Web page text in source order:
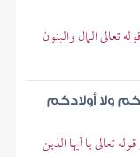
تعالى المال والبنون
ولا أولادكم
تعالى يا أيها الذين